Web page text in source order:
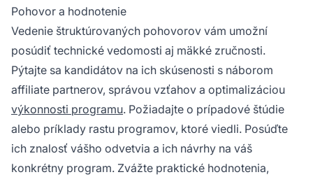
Pohovor a hodnotenie
Vedenie štruktúrovaných pohovorov vám umožní
posúdiť technické vedomosti aj mäkké zručnosti.
Pýtajte sa kandidátov na ich skúsenosti s náborom
affiliate partnerov, správou vzťahov a optimalizáciou
výkonnosti programu. Požiadajte o prípadové štúdie
alebo príklady rastu programov, ktoré viedli. Posúďte
ich znalosť vášho odvetvia a ich návrhy na váš
konkrétny program. Zvážte praktické hodnotenia,